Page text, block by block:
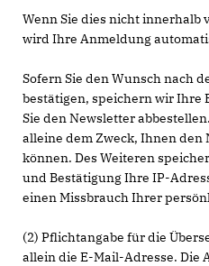
Wenn Sie dies nicht innerhalb
wird Ihre Anmeldung
Sofern Sie den Wunsch nach
bestätigen, speichern wir Ihre
Sie den Newsletter
alleine dem Zweck, Ihnen den
können. Des Weiteren
und Bestätigung Ihre IP-
einen Missbrauch Ihrer
(2) Pflichtangabe für die
allein die E-Mail-Adresse. Die